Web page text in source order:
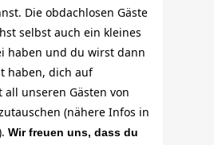
Die obdachlosen Gäste
selbst auch ein kleines
haben und du wirst dann
haben, dich auf
unseren Gästen von
(nähere Infos in
Wir freuen uns, dass du